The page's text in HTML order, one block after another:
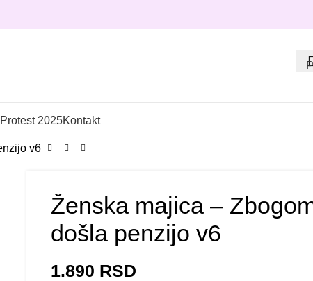
Protest 2025Kontakt
v6
Ženska majica –
došla penzijo v6
1.890 RSD